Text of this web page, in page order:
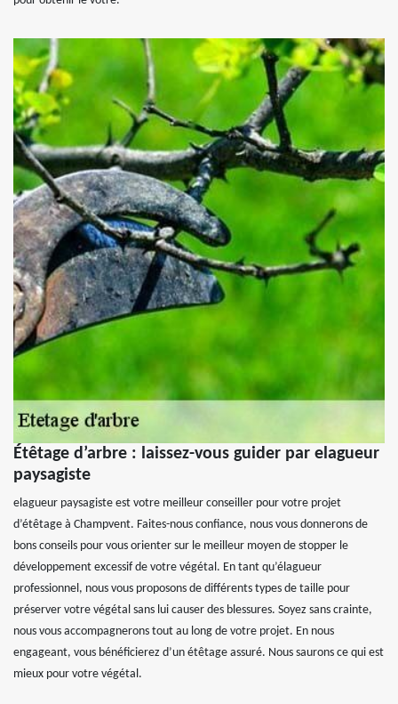
Étêtage d’arbre : laissez-vous guider par elagueur
paysagiste
elagueur paysagiste est votre meilleur conseiller pour votre projet
d’étêtage à Champvent. Faites-nous confiance, nous vous donnerons de
bons conseils pour vous orienter sur le meilleur moyen de stopper le
développement excessif de votre végétal. En tant qu’élagueur
professionnel, nous vous proposons de différents types de taille pour
préserver votre végétal sans lui causer des blessures. Soyez sans crainte,
nous vous accompagnerons tout au long de votre projet. En nous
engageant, vous bénéficierez d’un étêtage assuré. Nous saurons ce qui est
mieux pour votre végétal.